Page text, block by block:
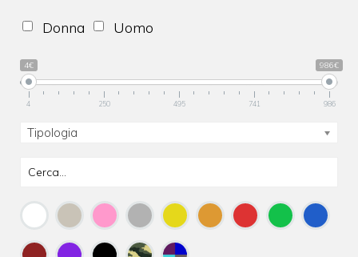
Donna Uomo
4€ 986€
4 250 495 741 986
Tipologia